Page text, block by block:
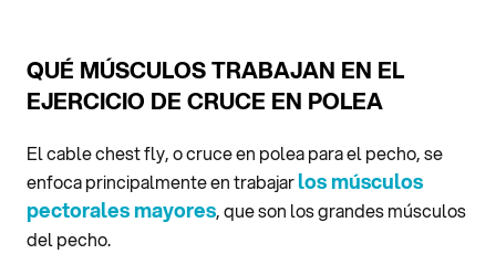
QUÉ MÚSCULOS TRABAJAN EN EL
EJERCICIO DE CRUCE EN POLEA
El cable chest fly, o cruce en polea para el pecho, se
enfoca principalmente en trabajarlos músculos
pectorales mayores, que son los grandes músculos
del pecho.